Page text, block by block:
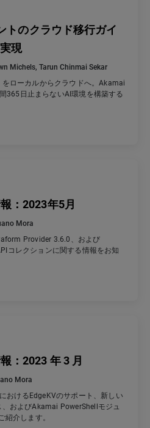
トのクラウド移行ガイ
現
Michels, Tarun Chinmai Sekar
ローカルからクラウドへ。Akamai
365日止まらないAI環境を構築する
：2023年5月
Mora
Provider 3.6.0、および
コレクションに関する情報をお知
：2023 年 3 月
Mora
おけるEdgeKVのサポート、新しい
およびAkamai PowerShellモジュ
紹介します。